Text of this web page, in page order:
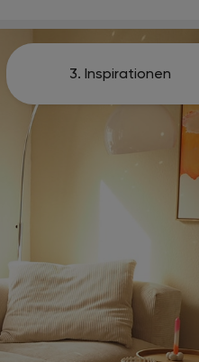
3. Inspirationen